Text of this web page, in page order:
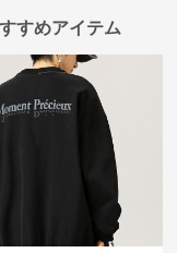
すめアイテム